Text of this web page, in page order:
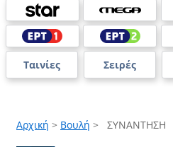
Ταινίες Σειρές
Αρχική > Βουλή > ΣΥΝΑΝΤΗΣΗ